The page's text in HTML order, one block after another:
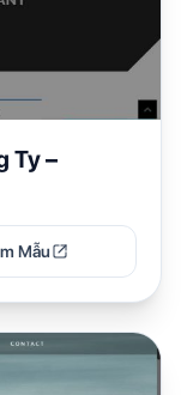
Ty –
Mẫu